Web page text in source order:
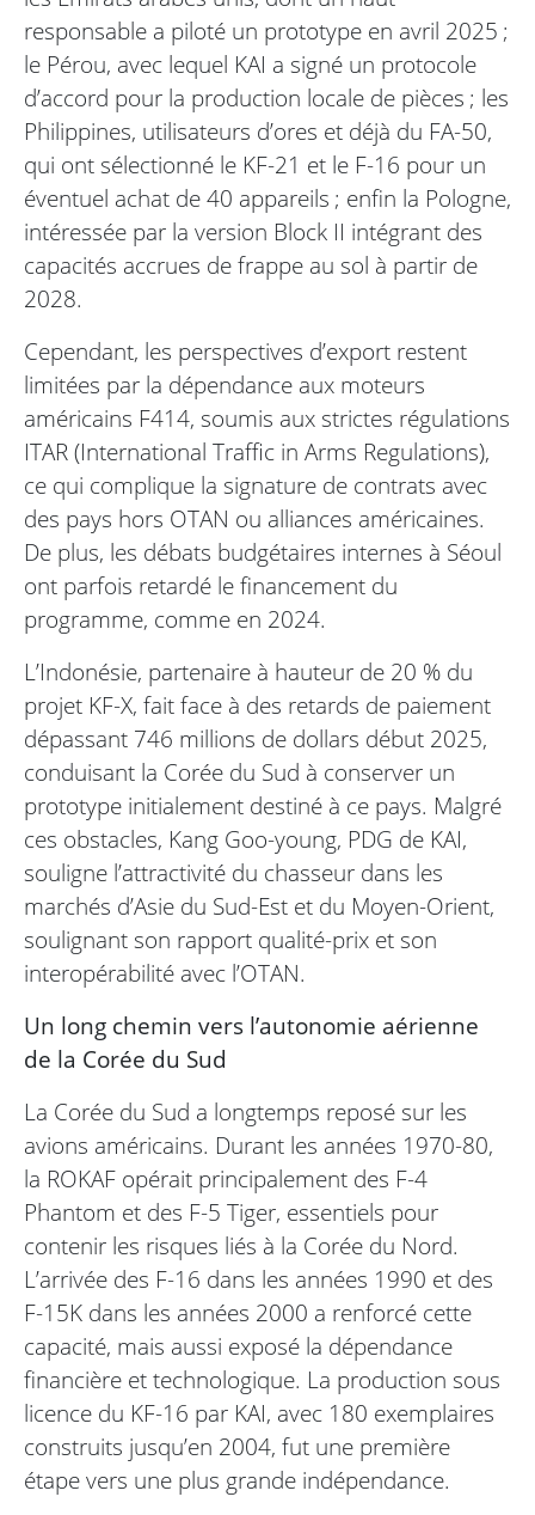
responsable a piloté un prototype en avril 2025 ;
le Pérou, avec lequel KAI a signé un protocole
d’accord pour la production locale de pièces ; les
Philippines, utilisateurs d’ores et déjà du FA-50,
qui ont sélectionné le KF-21 et le F-16 pour un
éventuel achat de 40 appareils ; enfin la Pologne,
intéressée par la version Block II intégrant des
capacités accrues de frappe au sol à partir de
2028.
Cependant, les perspectives d’export restent
limitées par la dépendance aux moteurs
américains F414, soumis aux strictes régulations
ITAR (International Traffic in Arms Regulations),
ce qui complique la signature de contrats avec
des pays hors OTAN ou alliances américaines.
De plus, les débats budgétaires internes à Séoul
ont parfois retardé le financement du
programme, comme en 2024.
L’Indonésie, partenaire à hauteur de 20 % du
projet KF-X, fait face à des retards de paiement
dépassant 746 millions de dollars début 2025,
conduisant la Corée du Sud à conserver un
prototype initialement destiné à ce pays. Malgré
ces obstacles, Kang Goo-young, PDG de KAI,
souligne l’attractivité du chasseur dans les
marchés d’Asie du Sud-Est et du Moyen-Orient,
soulignant son rapport qualité-prix et son
interopérabilité avec l’OTAN.
Un long chemin vers l’autonomie aérienne
de la Corée du Sud
La Corée du Sud a longtemps reposé sur les
avions américains. Durant les années 1970-80,
la ROKAF opérait principalement des F-4
Phantom et des F-5 Tiger, essentiels pour
contenir les risques liés à la Corée du Nord.
L’arrivée des F-16 dans les années 1990 et des
F-15K dans les années 2000 a renforcé cette
capacité, mais aussi exposé la dépendance
financière et technologique. La production sous
licence du KF-16 par KAI, avec 180 exemplaires
construits jusqu’en 2004, fut une première
étape vers une plus grande indépendance.